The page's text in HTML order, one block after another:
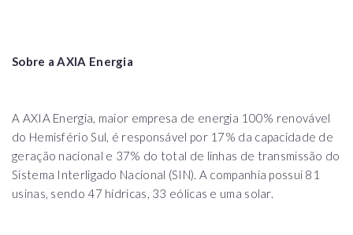
Sobre a AXIA Energia
A AXIA Energia, maior empresa de energia 100% renovável
do Hemisfério Sul, é responsável por 17% da capacidade de
geração nacional e 37% do total de linhas de transmissão do
Sistema Interligado Nacional (SIN). A companhia possui 81
usinas, sendo 47 hídricas, 33 eólicas e uma solar.